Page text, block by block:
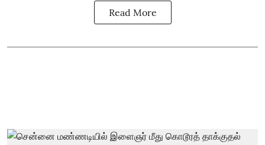
Read More